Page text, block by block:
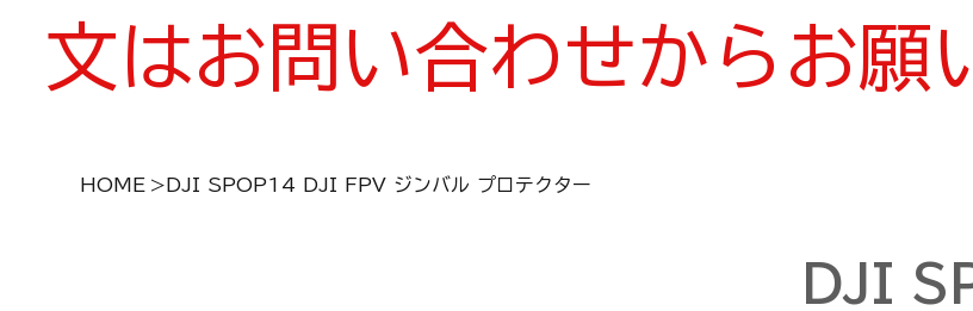
文はお問い合わせからお願
HOME > DJI SPOP14 DJI FPV ジンバル プロテクター
DJI